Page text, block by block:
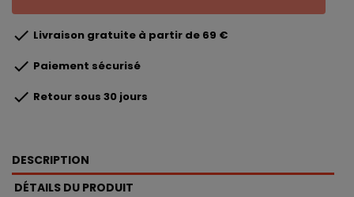
 Livraison gratuite à partir de 69 €
 Paiement sécurisé
 Retour sous 30 jours
DESCRIPTION
DÉTAILS DU PRODUIT